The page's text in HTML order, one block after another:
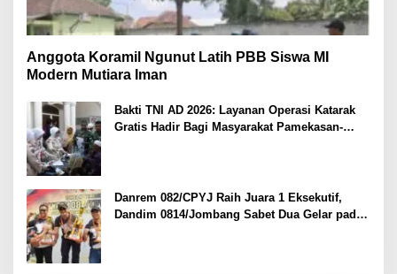
Anggota Koramil Ngunut Latih PBB Siswa MI
Modern Mutiara Iman
Bakti TNI AD 2026: Layanan Operasi Katarak
Gratis Hadir Bagi Masyarakat Pamekasan-
Danrem 082/CPYJ Raih Juara 1 Eksekutif,
Dandim 0814/Jombang Sabet Dua Gelar pada